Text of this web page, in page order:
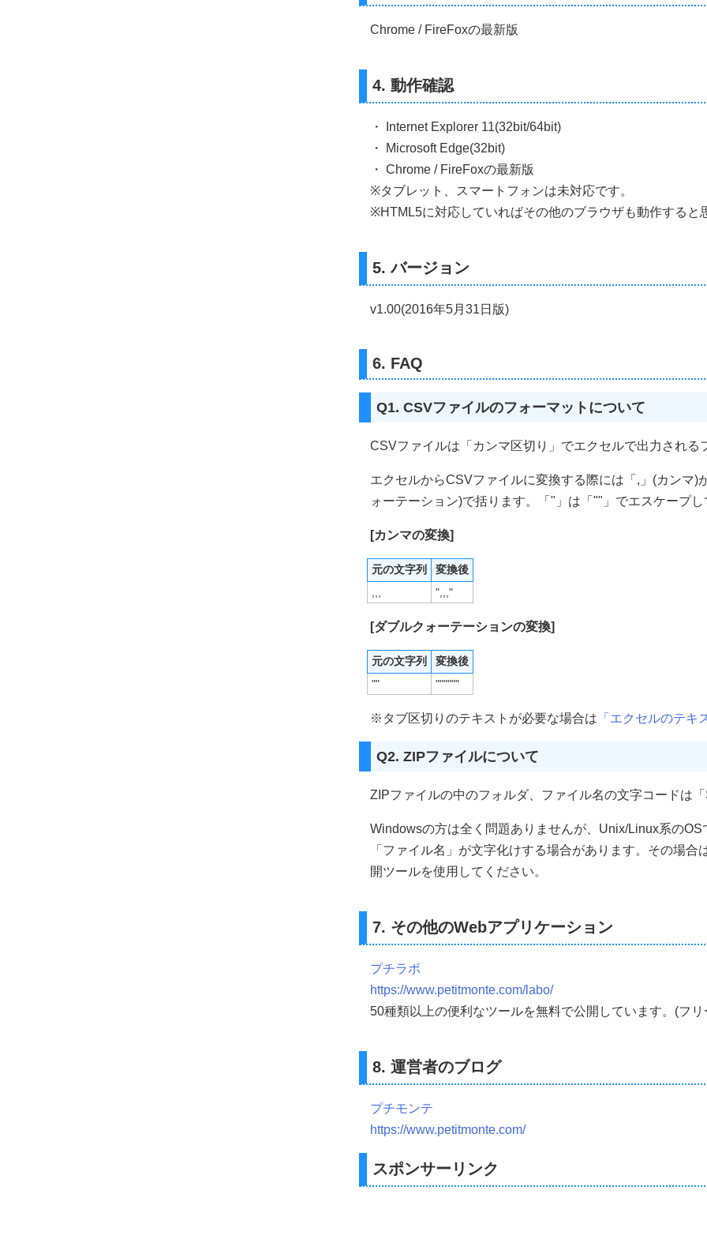
Chrome / FireFoxの最新版
4. 動作確認
・ Internet Explorer 11(32bit/64bit)
・ Microsoft Edge(32bit)
・ Chrome / FireFoxの最新版
※タブレット、スマートフォンは未対応です。
※HTML5に対応していればその他のブラウザも動作すると
5. バージョン
v1.00(2016年5月31日版)
6. FAQ
Q1. CSVファイルのフォーマットについて
CSVファイルは「カンマ区切り」でエクセルで出力される
エクセルからCSVファイルに変換する際には「,」(カンマ)
ォーテーション)で括ります。「"」は「""」でエスケープし
[カンマの変換]
元の文字列
変換後
",,,"
[ダブルクォーテーションの変換]
元の文字列
変換後
""
""""""
※タブ区切りのテキストが必要な場合は 「エクセルのテキ
Q2. ZIPファイルについて
ZIPファイルの中のフォルダ、ファイル名の文字コードは「
Windowsの方は全く問題ありませんが、Unix/Linux系のOS
「ファイル名」が文字化けする場合があります。その場合
開ツールを使用してください。
7. その他のWebアプリケーション
プチラボ
https://www.petitmonte.com/labo/
50種類以上の便利なツールを無料で公開しています。(フリ
8. 運営者のブログ
プチモンテ
https://www.petitmonte.com/
スポンサーリンク